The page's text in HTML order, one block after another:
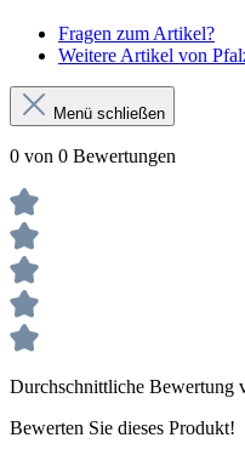
Fragen zum Artikel?
Weitere Artikel von
Menü schließen
0 von 0 Bewertungen
Durchschnittliche Bewertung
Bewerten Sie dieses Produkt!